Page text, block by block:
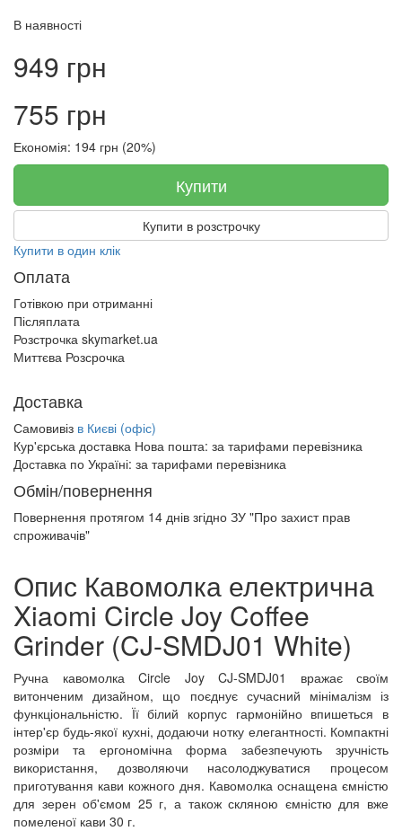
В наявності
949 грн
755 грн
Економія: 194 грн (20%)
Купити
Купити в розстрочку
Купити в один клік
Оплата
Готівкою при отриманні
Післяплата
Розстрочка skymarket.ua
Миттєва Розсрочка
Доставка
Самовивіз в Києві (офіс)
Кур'єрська доставка Нова пошта: за тарифами перевізника
Доставка по Україні: за тарифами перевізника
Обмін/повернення
Повернення протягом 14 днів згідно ЗУ "Про захист прав
спроживачів"
Опис Кавомолка електрична
Xiaomi Circle Joy Coffee
Grinder (CJ-SMDJ01 White)
Ручна кавомолка Circle Joy CJ-SMDJ01 вражає своїм
витонченим дизайном, що поєднує сучасний мінімалізм із
функціональністю. Її білий корпус гармонійно впишеться в
інтер'єр будь-якої кухні, додаючи нотку елегантності. Компактні
розміри та ергономічна форма забезпечують зручність
використання, дозволяючи насолоджуватися процесом
приготування кави кожного дня. Кавомолка оснащена ємністю
для зерен об'ємом 25 г, а також скляною ємністю для вже
помеленої кави 30 г.